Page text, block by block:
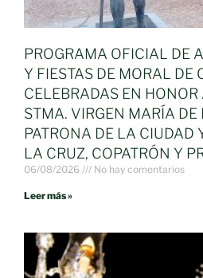
PROGRAMA OFICIAL DE
Y FIESTAS DE MORAL
CELEBRADAS EN HONOR
STMA. VIRGEN MARÍA DE
PATRONA DE LA CIUDAD
LA CRUZ, COPATRÓN Y
06/08/2026 No hay comentarios
Leer más »